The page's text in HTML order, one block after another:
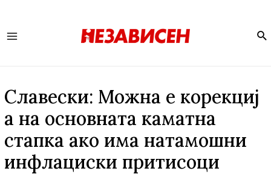
Славески: Mожна e корекциј
а на основната каматна
стапка ако има натамошни
инфлациски притисоци